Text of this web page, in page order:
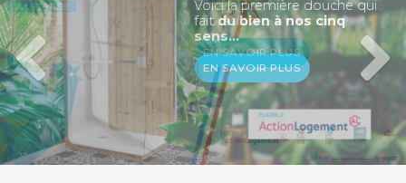
Voici la première douche qui
faitdu bien à nos cinq
sens…
EN SAVOIR PLUS